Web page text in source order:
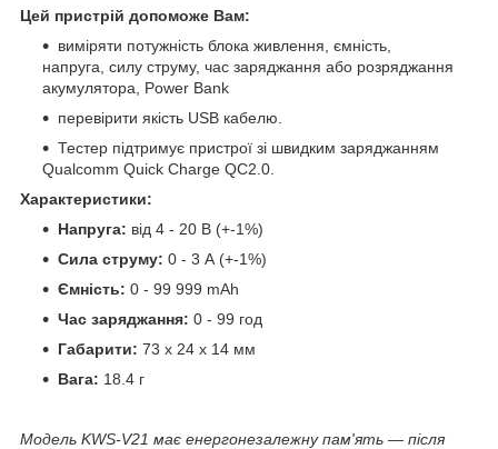
Цей пристрій допоможе Вам:
виміряти потужність блока живлення, ємність,
напруга, силу струму, час заряджання або розряджання
акумулятора, Power Bank
перевірити якість USB кабелю.
Тестер підтримує пристрої зі швидким заряджанням
Qualcomm Quick Charge QC2.0.
Характеристики:
Напруга: від 4 - 20 В (+-1%)
Сила струму: 0 - 3 А (+-1%)
Ємність: 0 - 99 999 mAh
Час заряджання: 0 - 99 год
Габарити: 73 х 24 х 14 мм
Вага: 18.4 г
Модель KWS-V21 має енергонезалежну пам'ять — після